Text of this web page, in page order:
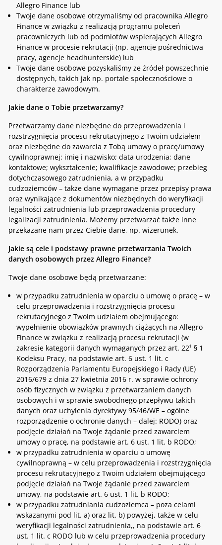
Allegro Finance lub
Twoje dane osobowe otrzymaliśmy od pracownika Allegro
Finance w związku z realizacją programu poleceń
pracowniczych lub od podmiotów wspierających Allegro
Finance w procesie rekrutacji (np. agencje pośrednictwa
pracy, agencje headhunterskie) lub
Twoje dane osobowe pozyskaliśmy ze źródeł powszechnie
dostępnych, takich jak np. portale społecznościowe o
charakterze zawodowym.
Jakie dane o Tobie przetwarzamy?
Przetwarzamy dane niezbędne do przeprowadzenia i
rozstrzygnięcia procesu rekrutacyjnego z Twoim udziałem
oraz niezbędne do zawarcia z Tobą umowy o pracę/umowy
cywilnoprawnej: imię i nazwisko; data urodzenia; dane
kontaktowe; wykształcenie; kwalifikacje zawodowe; przebieg
dotychczasowego zatrudnienia, a w przypadku
cudzoziemców – także dane wymagane przez przepisy prawa
oraz wynikające z dokumentów niezbędnych do weryfikacji
legalności zatrudnienia lub przeprowadzenia procedury
legalizacji zatrudnienia. Możemy przetwarzać także inne
przekazane nam przez Ciebie dane, np. wizerunek.
Jakie są cele i podstawy prawne przetwarzania Twoich
danych osobowych przez Allegro Finance?
Twoje dane osobowe będą przetwarzane:
w przypadku zatrudnienia w oparciu o umowę o pracę – w
celu przeprowadzenia i rozstrzygnięcia procesu
rekrutacyjnego z Twoim udziałem obejmującego:
wypełnienie obowiązków prawnych ciążących na Allegro
Finance w związku z realizacją procesu rekrutacji (w
zakresie kategorii danych wymaganych przez art. 22¹ § 1
Kodeksu Pracy, na podstawie art. 6 ust. 1 lit. c
Rozporządzenia Parlamentu Europejskiego i Rady (UE)
2016/679 z dnia 27 kwietnia 2016 r. w sprawie ochrony
osób fizycznych w związku z przetwarzaniem danych
osobowych i w sprawie swobodnego przepływu takich
danych oraz uchylenia dyrektywy 95/46/WE – ogólne
rozporządzenie o ochronie danych – dalej: RODO) oraz
podjęcie działań na Twoje żądanie przed zawarciem
umowy o pracę, na podstawie art. 6 ust. 1 lit. b RODO;
w przypadku zatrudnienia w oparciu o umowę
cywilnoprawną – w celu przeprowadzenia i rozstrzygnięcia
procesu rekrutacyjnego z Twoim udziałem obejmującego
podjęcie działań na Twoje żądanie przed zawarciem
umowy, na podstawie art. 6 ust. 1 lit. b RODO;
w przypadku zatrudniania cudzoziemca – poza celami
wskazanymi pod lit. a) oraz lit. b) powyżej, także w celu
weryfikacji legalności zatrudnienia,, na podstawie art. 6
ust. 1 lit. c RODO lub w celu przeprowadzenia procedury